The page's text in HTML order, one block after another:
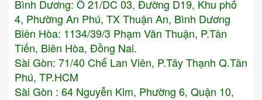
Bình Dương: Ô 21/DC 03, Đường D19, Khu phố
4, Phường An Phú, TX Thuận An, Bình Dương
Biên Hòa: 1134/39/3 Phạm Văn Thuận, P.Tân
Tiến, Biên Hòa, Đồng Nai.
Sài Gòn: 71/40 Chế Lan Viên, P.Tây Thạnh Q.Tân
Phú, TP.HCM
Sài Gòn : 64 Nguyễn Kim, Phường 6, Quận 10,